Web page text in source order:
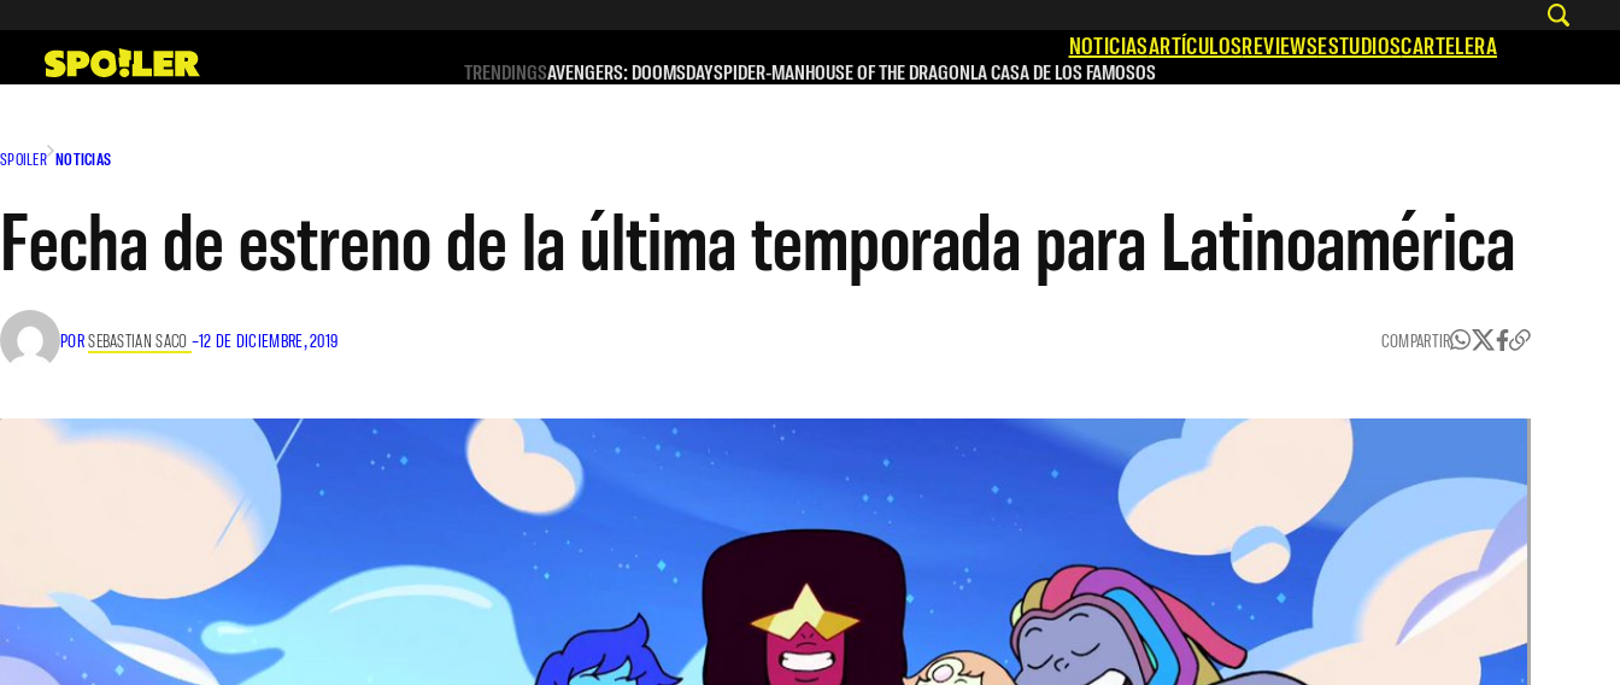
contenido
NOTICIASARTÍCULOSREVIEWSESTUDIOSCARTELERA
TRENDINGSAVENGERS: DOOMSDAYSPIDER-MANHOUSE OF THE DRAGONLA CASA DE LOS FAMOSOS
SPOILER NOTICIAS
Fecha de estreno de la última temporada para Latinoamérica
PORSEBASTIAN SACO –12 DE DICIEMBRE, 2019 COMPARTIR